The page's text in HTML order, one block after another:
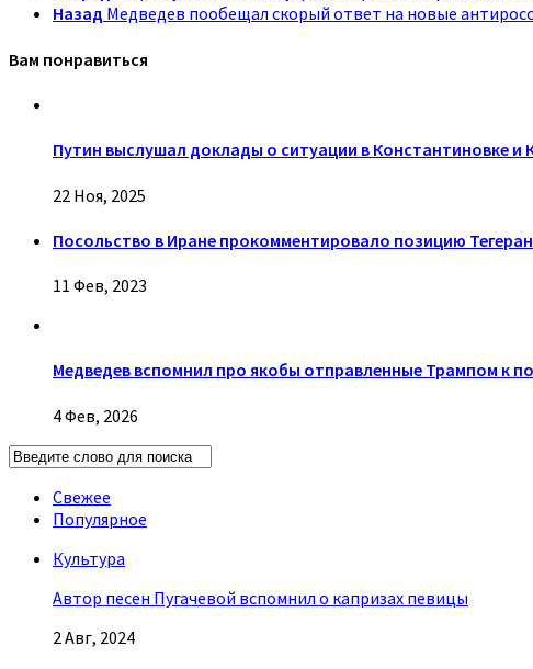
Назад Медведев пообещал скорый ответ на новые
Вам понравиться
Путин выслушал доклады о ситуации в Константиновке и
22 Ноя, 2025
Посольство в Иране прокомментировало позицию
11 Фев, 2023
Медведев вспомнил про якобы отправленные Трампом к
4 Фев, 2026
Свежее
Популярное
Культура
Автор песен Пугачевой вспомнил о капризах певицы
2 Авг, 2024